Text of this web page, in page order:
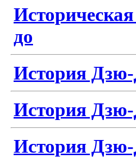
до
История
История
История